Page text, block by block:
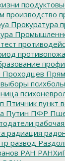
производство
Прокуратура
Проходцев
Птичник пункт
Путин ПФР
радиация
развод
РАН